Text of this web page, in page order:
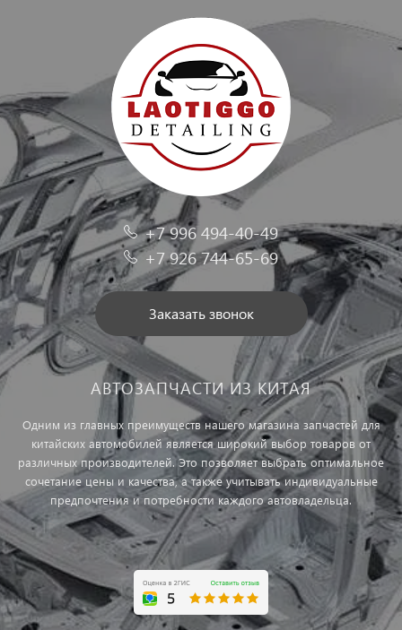
+7 996 494-40-49
+7 926 744-65-69
Заказать звонок
АВТОЗАПЧАСТИ ИЗ КИТАЯ
Одним из главных преимуществ нашего магазина запчастей для
китайских автомобилей является широкий выбор товаров от
различных производителей. Это позволяет выбрать оптимальное
сочетание цены и качества, а также учитывать индивидуальные
предпочтения и потребности каждого автовладельца.